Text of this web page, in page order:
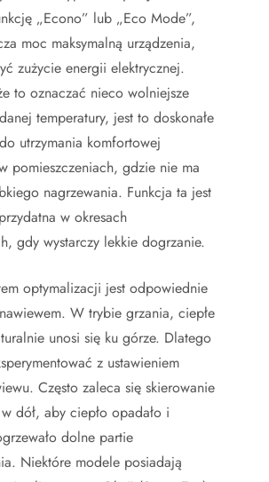
„Econo” lub „Eco Mode”,
moc maksymalną urządzenia,
zużycie energii elektrycznej.
to oznaczać nieco wolniejsze
temperatury, jest to doskonałe
utrzymania komfortowej
pomieszczeniach, gdzie nie ma
nagrzewania. Funkcja ta jest
w okresach
gdy wystarczy lekkie dogrzanie.
optymalizacji jest odpowiednie
W trybie grzania, ciepłe
unosi się ku górze. Dlatego
z ustawieniem
Często zaleca się skierowanie
dół, aby ciepło opadało i
dolne partie
Niektóre modele posiadają